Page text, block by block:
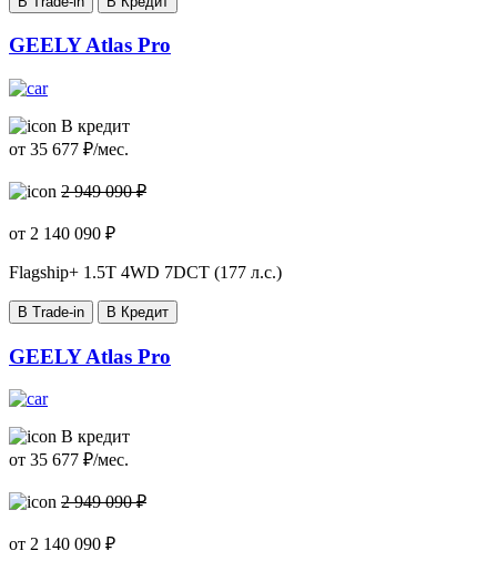
GEELY Atlas Pro
В кредит
от 35 677 ₽/мес.
2 949 090 ₽
от 2 140 090 ₽
Flagship+ 1.5T 4WD 7DCT (177 л.с.)
В Trade-in В Кредит
GEELY Atlas Pro
В кредит
от 35 677 ₽/мес.
2 949 090 ₽
от 2 140 090 ₽